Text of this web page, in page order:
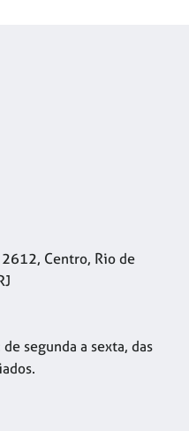
Centro, Rio de
segunda a sexta, das